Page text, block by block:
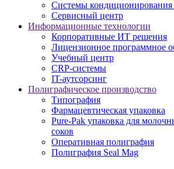
Системы кондиционирования
Сервисный центр
Информационные технологии
Корпоративные ИТ решения
Лицензионное программное
Учебный центр
CRP-системы
IT-аутсорсинг
Полиграфическое производство
Типография
Фармацевтическая упаковка
Pure-Pak упаковка для
соков
Оперативная полиграфия
Полиграфия Seal Mag